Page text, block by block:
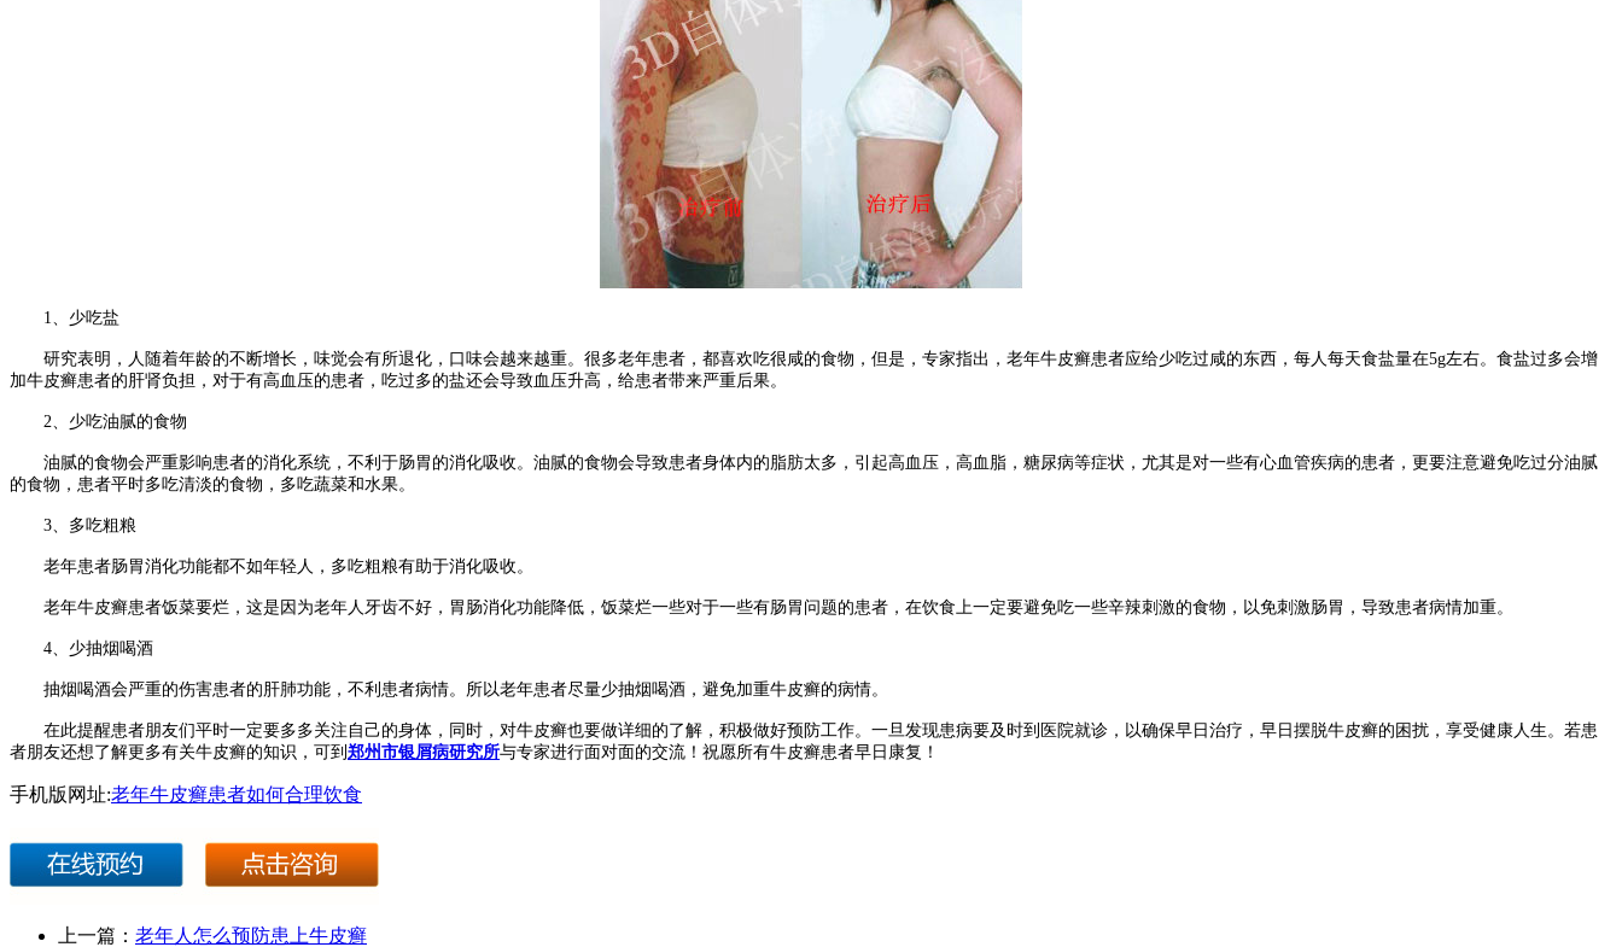
1、少吃盐
研究表明，人随着年龄的不断增长，味觉会有所退化，口味会越来越重。很多老年患者，都喜欢吃很咸的食物，但是，专家指出，老年牛皮癣患者应给少吃过咸的东西，每人每天食盐量在5g左右。食盐过多会增
加牛皮癣患者的肝肾负担，对于有高血压的患者，吃过多的盐还会导致血压升高，给患者带来严重后果。
2、少吃油腻的食物
油腻的食物会严重影响患者的消化系统，不利于肠胃的消化吸收。油腻的食物会导致患者身体内的脂肪太多，引起高血压，高血脂，糖尿病等症状，尤其是对一些有心血管疾病的患者，更要注意避免吃过分油腻
的食物，患者平时多吃清淡的食物，多吃蔬菜和水果。
3、多吃粗粮
老年患者肠胃消化功能都不如年轻人，多吃粗粮有助于消化吸收。
老年牛皮癣患者饭菜要烂，这是因为老年人牙齿不好，胃肠消化功能降低，饭菜烂一些对于一些有肠胃问题的患者，在饮食上一定要避免吃一些辛辣刺激的食物，以免刺激肠胃，导致患者病情加重。
4、少抽烟喝酒
抽烟喝酒会严重的伤害患者的肝肺功能，不利患者病情。所以老年患者尽量少抽烟喝酒，避免加重牛皮癣的病情。
在此提醒患者朋友们平时一定要多多关注自己的身体，同时，对牛皮癣也要做详细的了解，积极做好预防工作。一旦发现患病要及时到医院就诊，以确保早日治疗，早日摆脱牛皮癣的困扰，享受健康人生。若患
者朋友还想了解更多有关牛皮癣的知识，可到 郑州市银屑病研究所与专家进行面对面的交流！祝愿所有牛皮癣患者早日康复！
手机版网址:老年牛皮癣患者如何合理饮食
上一篇： 老年人怎么预防患上牛皮癣